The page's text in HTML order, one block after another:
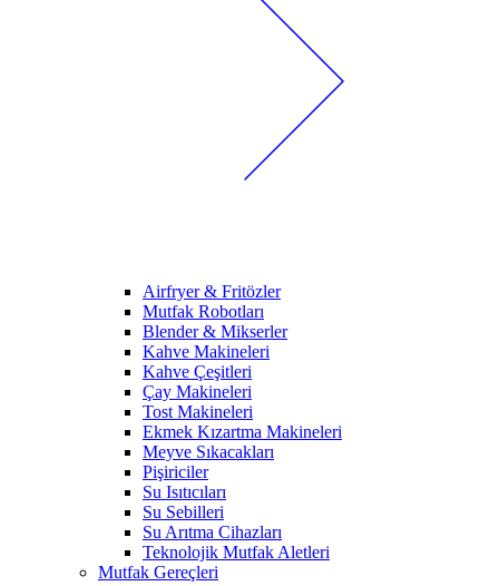
Airfryer & Fritözler
Mutfak Robotları
Blender & Mikserler
Kahve Makineleri
Kahve Çeşitleri
Çay Makineleri
Tost Makineleri
Ekmek Kızartma Makineleri
Meyve Sıkacakları
Pişiriciler
Su Isıtıcıları
Su Sebilleri
Su Arıtma Cihazları
Teknolojik Mutfak Aletleri
Mutfak Gereçleri